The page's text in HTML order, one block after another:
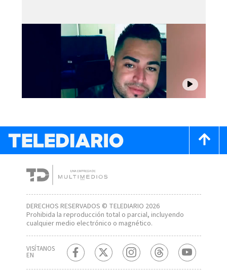
DERECHOS RESERVADOS © TELEDIARIO 2026
Prohibida la reproducción total o parcial, incluyendo
cualquier medio electrónico o magnético.
VISÍTANOS
EN